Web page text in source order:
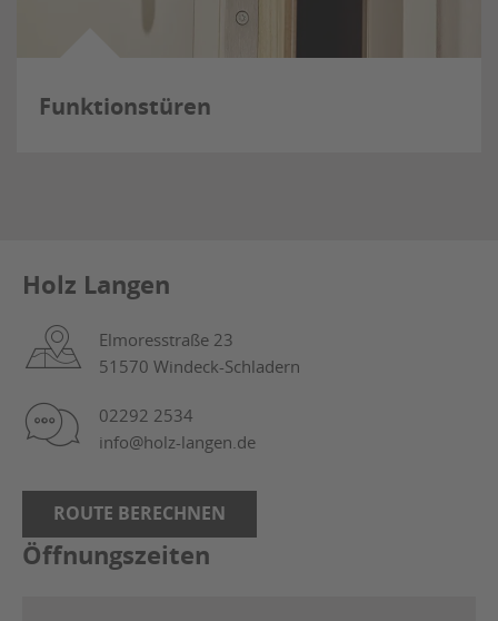
Funktionstüren
Holz Langen
Elmoresstraße 23
51570 Windeck-Schladern
02292 2534
info@holz-langen.de
ROUTE BERECHNEN
Öffnungszeiten